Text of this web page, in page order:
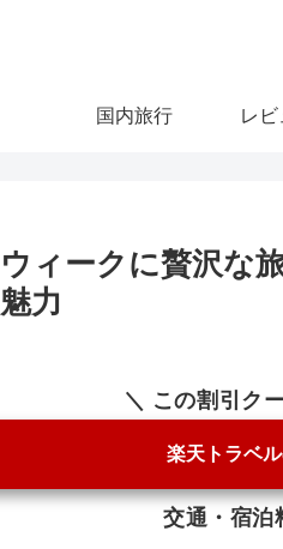
国内旅行 レ
ィークに贅沢な
力
＼ この割引ク
楽天トラベ
交通・宿泊